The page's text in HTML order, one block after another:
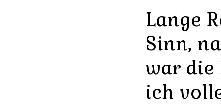
Lange
Sinn,
war die
ich